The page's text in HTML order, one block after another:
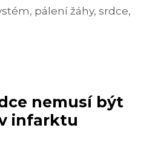
, pálení žáhy, srdce,
nemusí být
infarktu